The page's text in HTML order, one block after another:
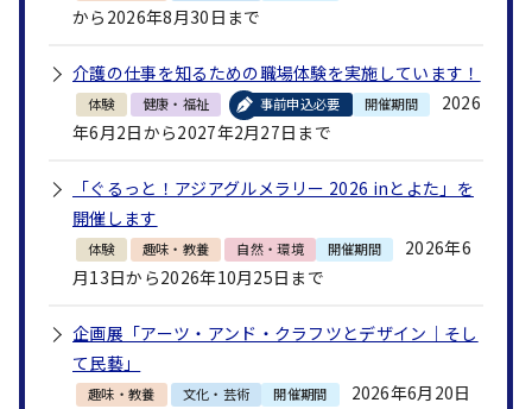
から2026年8月30日まで
介護の仕事を知るための職場体験を実施しています！
体験 健康・福祉 事前申込必要 開催期間
2026
年6月2日から2027年2月27日まで
「ぐるっと！アジアグルメラリー 2026 inとよた」を
開催します
体験 趣味・教養 自然・環境 開催期間
2026年6
月13日から2026年10月25日まで
企画展「アーツ・アンド・クラフツとデザイン｜そし
て民藝」
趣味・教養 文化・芸術 開催期間
2026年6月20日